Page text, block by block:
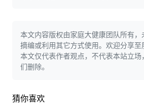
本文内容版权由家庭大健康团队所有，
摘编或利用其它方式使用。欢迎分享至
本文仅代表作者观点，不代表本站立
们删除。
猜你喜欢